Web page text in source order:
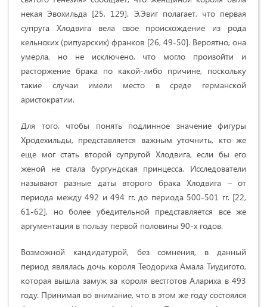
некая Эвохильда [25, 129]. Э.Эвиг полагает, что первая
супруга Хлодвига вела свое происхождение из рода
кельнских (рипуарских) франков [26, 49-50]. Вероятно, она
умерла, но не исключено, что могло произойти и
расторжение брака по какой-либо причине, поскольку
такие случаи имели место в среде германской
аристократии.
Для того, чтобы понять подлинное значение фигуры
Хродехильды, представляется важным уточнить, кто же
еще мог стать второй супругой Хлодвига, если бы его
женой не стала бургундская принцесса. Исследователи
называют разные даты второго брака Хлодвига – от
периода между 492 и 494 гг. до периода 500-501 гг. [22,
61-62], но более убедительной представляется все же
аргументация в пользу первой половины 90-х годов.
Возможной кандидатурой, без сомнения, в данный
период являлась дочь короля Теодориха Амала Тиудигото,
которая вышла замуж за короля вестготов Алариха в 493
году. Принимая во внимание, что в этом же году состоялся